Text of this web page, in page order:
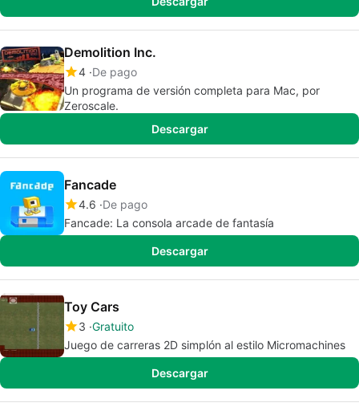
Demolition Inc.
4 De pago
Un programa de versión completa para Mac, por
Zeroscale.
Descargar
Fancade
4.6 De pago
Fancade: La consola arcade de fantasía
Descargar
Toy Cars
3 Gratuito
Juego de carreras 2D simplón al estilo Micromachines
Descargar